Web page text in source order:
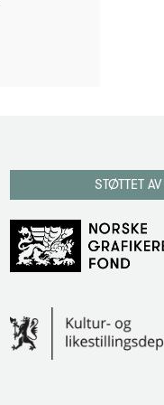
STØTTET AV